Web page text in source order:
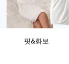
핏&화보